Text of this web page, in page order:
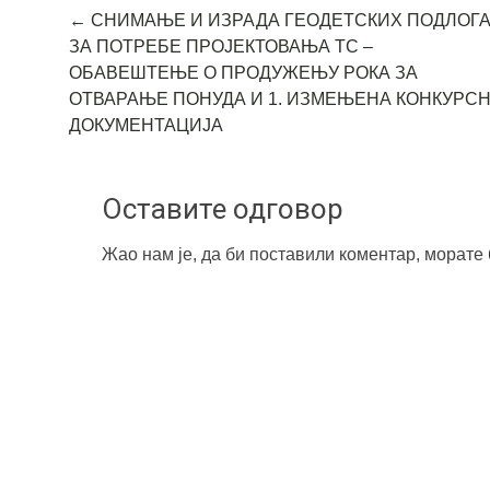
Post
navigation
← СНИМАЊЕ И ИЗРАДА ГЕОДЕТСКИХ ПОДЛОГА
ЗА ПОТРЕБЕ ПРОЈЕКТОВАЊА ТС –
ОБАВЕШТЕЊЕ О ПРОДУЖЕЊУ РОКА ЗА
ОТВАРАЊЕ ПОНУДА И 1. ИЗМЕЊЕНА
ДОКУМЕНТАЦИЈА
Оставите одговор
Жао нам је, да би поставили коментар, морате